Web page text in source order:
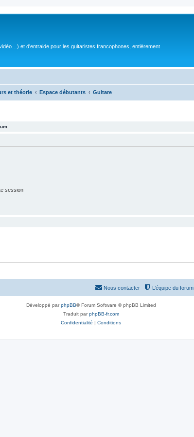
et d'entraide pour les guitaristes francophones, entièrement
et théorie Espace débutants Guitare
session
L’équipe du forum
Nous contacter
Développé parphpBB® Forum Software © phpBB Limited
Traduit parphpBB-fr.com
Confidentialité | Conditions